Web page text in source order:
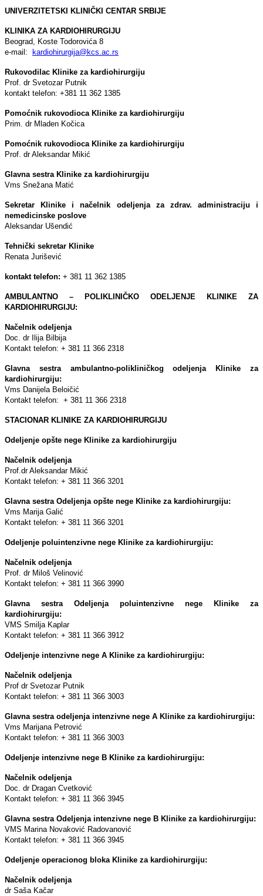
UNIVERZITETSKI KLINIČKI CENTAR SRBIJE
KLINIKA ZA KARDIOHIRURGIJU
Beograd, Koste Todorovića 8
e-mail:
kardiohirurgija@kcs.ac.rs
Rukovodilac Klinike za kardiohirurgiju
Prof. dr Svetozar Putnik
kontakt telefon: +381 11 362 1385
Pomoćnik rukovodioca Klinike za kardiohirurgiju
Prim. dr Mladen Kočica
Pomoćnik rukovodioca Klinike za kardiohirurgiju
Prof. dr Aleksandar Mikić
Glavna sestra Klinike za kardiohirurgiju
Vms Snežana Matić
Sekretar Klinike i načelnik odelјenja za zdrav. administraciju i
nemedicinske poslove
Aleksandar Ušendić
Tehnički sekretar Klinike
Renata Jurišević
kontakt telefon: + 381 11 362 1385
AMBULANTNO – POLIKLINIČKO ODELJENJE KLINIKE ZA
KARDIOHIRURGIJU:
Načelnik odelјenja
Doc. dr Ilija Bilbija
Kontakt telefon: + 381 11 366 2318
Glavna sestra ambulantno-polikliničkog odelјenja Klinike za
kardiohirurgiju:
Vms Danijela Beloičić
Kontakt telefon: + 381 11 366 2318
STACIONAR KLINIKE ZA KARDIOHIRURGIJU
Odeljenje opšte nege Klinike za kardiohirurgiju
Načelnik odelјenja
Prof.dr Aleksandar Mikić
Kontakt telefon: + 381 11 366 3201
Glavna sestra Odelјenja opšte nege Klinike za kardiohirurgiju:
Vms Marija Galić
Kontakt telefon: + 381 11 366 3201
Odelјenje poluintenzivne nege Klinike za kardiohirurgiju:
Načelnik odelјenja
Prof. dr Miloš Velinović
Kontakt telefon: + 381 11 366 3990
Glavna sestra Odeljenja poluintenzivne nege Klinike za
kardiohirurgiju:
VMS Smilja Kaplar
Kontakt telefon: + 381 11 366 3912
Odelјenje intenzivne nege A Klinike za kardiohirurgiju:
Načelnik odelјenja
Prof dr Svetozar Putnik
Kontakt telefon: + 381 11 366 3003
Glavna sestra odeljenja intenzivne nege A Klinike za kardiohirurgiju:
Vms Marijana Petrović
Kontakt telefon: + 381 11 366 3003
Odeljenje intenzivne nege B Klinike za kardiohirurgiju:
Načelnik odeljenja
Doc. dr Dragan Cvetković
Kontakt telefon: + 381 11 366 3945
Glavna sestra Odeljenja intenzivne nege B Klinike za kardiohirurgiju:
VMS Marina Novaković Radovanović
Kontakt telefon: + 381 11 366 3945
Odelјenje operacionog bloka Klinike za kardiohirurgiju:
Načelnik odelјenja
dr Saša Kačar